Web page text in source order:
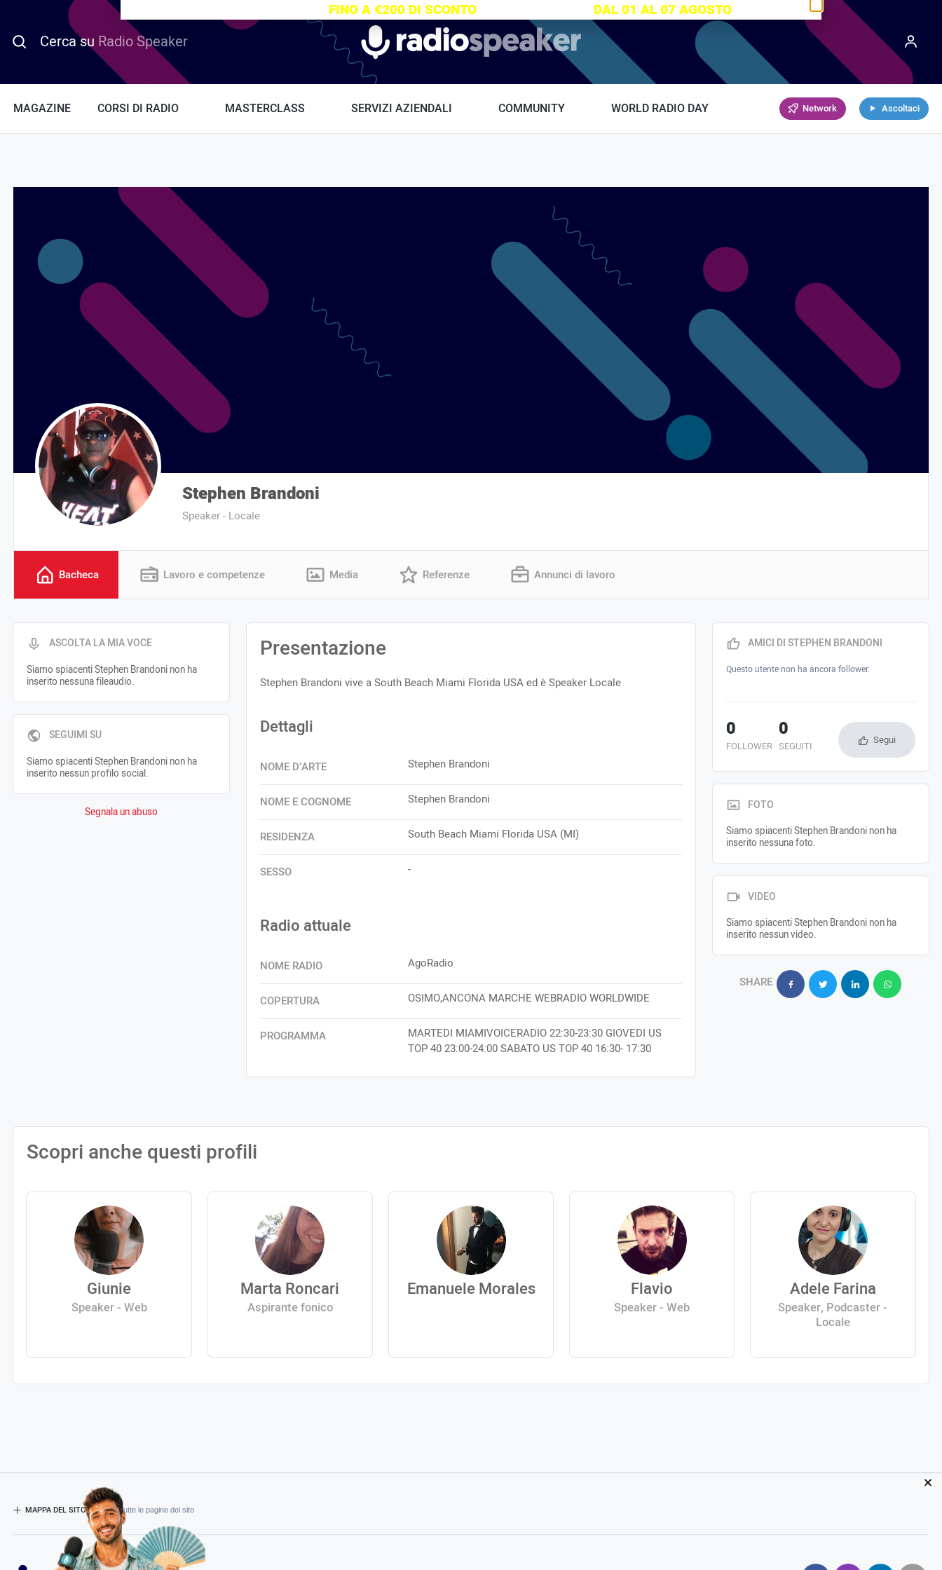
Cerca su Radio Speaker Radiospeaker.it
MAGAZINE CORSI DI RADIO MASTERCLASS SERVIZI AZIENDALI COMMUNITY WORLD RADIO DAY Network Ascoltaci
Stephen Brandoni
Speaker - Locale
Bacheca Lavoro e competenze Media Referenze Annunci di lavoro
ASCOLTA LA MIA VOCE
Siamo spiacenti Stephen Brandoni non ha
inserito nessuna fileaudio.
SEGUIMI SU
Siamo spiacenti Stephen Brandoni non ha
inserito nessun profilo social.
Segnala un abuso
Presentazione
Stephen Brandoni vive a South Beach Miami Florida USA ed è Speaker Locale
Dettagli
NOME D’ARTE Stephen Brandoni
NOME E COGNOME Stephen Brandoni
RESIDENZA South Beach Miami Florida USA (MI)
SESSO -
Radio attuale
NOME RADIO AgoRadio
COPERTURA OSIMO,ANCONA MARCHE WEBRADIO WORLDWIDE
PROGRAMMA
MARTEDI MIAMIVOICERADIO 22:30-23:30 GIOVEDI US
TOP 40 23:00-24:00 SABATO US TOP 40 16:30- 17:30
AMICI DI STEPHEN BRANDONI
Questo utente non ha ancora follower.
FOLLOWER
0
SEGUITI
0 Segui
FOTO
Siamo spiacenti Stephen Brandoni non ha
inserito nessuna foto.
VIDEO
Siamo spiacenti Stephen Brandoni non ha
inserito nessun video.
SHARE
Scopri anche questi profili
Giunie
Speaker - Web
Marta Roncari
Aspirante fonico
Emanuele Morales Flavio
Speaker - Web
Adele Farina
Speaker, Podcaster -
Locale
MAPPA DEL SITO- Esplora tutte le pagine del sito
FINO A €200 DI SCONTO DAL 01 AL 07 AGOSTO